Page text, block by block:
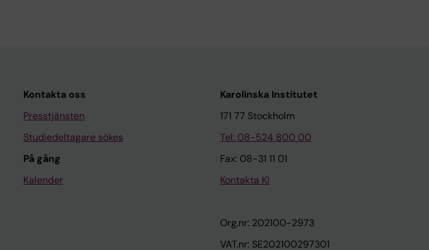
Kontakta oss
Presstjänsten
Studiedeltagare sökes
På gång
Kalender
Karolinska Institutet
171 77 Stockholm
Tel: 08-524 800 00
Fax: 08-31 11 01
Kontakta KI
Org.nr: 202100-2973
VAT.nr: SE202100297301